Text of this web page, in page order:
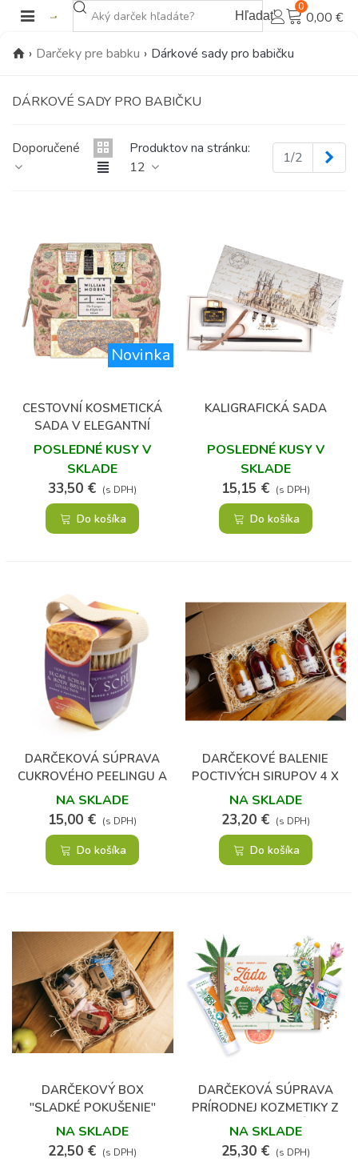
Hľadať
0
0,00 €
› Darčeky pre babku › Dárkové sady pro babičku
DÁRKOVÉ SADY PRO BABIČKU
Doporučené
Produktov na stránku:
12
1/2
Novinka
CESTOVNÍ KOSMETICKÁ
SADA V ELEGANTNÍ
TAŠTIČCE
POSLEDNÉ KUSY V
SKLADE
33,50 € (s DPH)
Do košíka
KALIGRAFICKÁ SADA
POSLEDNÉ KUSY V
SKLADE
15,15 € (s DPH)
Do košíka
DARČEKOVÁ SÚPRAVA
CUKROVÉHO PEELINGU A
KEFKY – MANGO &
PASSIONFRUIT
NA SKLADE
15,00 € (s DPH)
Do košíka
DARČEKOVÉ BALENIE
POCTIVÝCH SIRUPOV 4 X
330 ML
NA SKLADE
23,20 € (s DPH)
Do košíka
DARČEKOVÝ BOX
"SLADKÉ POKUŠENIE"
NA SKLADE
22,50 € (s DPH)
DARČEKOVÁ SÚPRAVA
PRÍRODNEJ KOZMETIKY Z
KONOPE - CHRBÁT A
KĹBY
NA SKLADE
25,30 € (s DPH)